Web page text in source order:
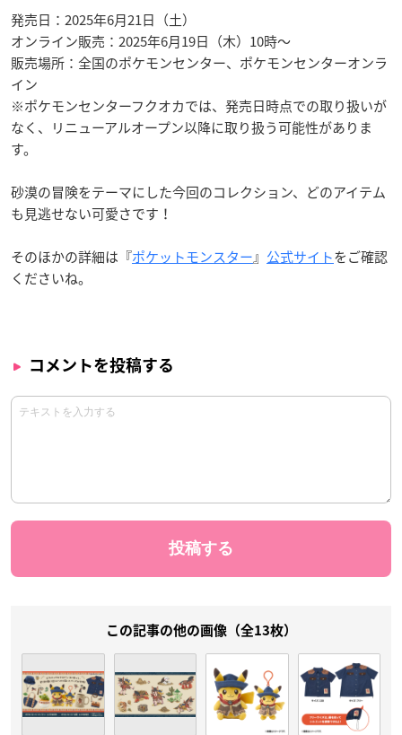
発売日：2025年6月21日（土）
オンライン販売：2025年6月19日（木）10時～
販売場所：全国のポケモンセンター、ポケモンセンターオンラ
イン
※ポケモンセンターフクオカでは、発売日時点での取り扱いが
なく、リニューアルオープン以降に取り扱う可能性がありま
す。
砂漠の冒険をテーマにした今回のコレクション、どのアイテム
も見逃せない可愛さです！
そのほかの詳細は『ポケットモンスター』 公式サイトをご確認
くださいね。
コメントを投稿する
この記事の他の画像（全13枚）